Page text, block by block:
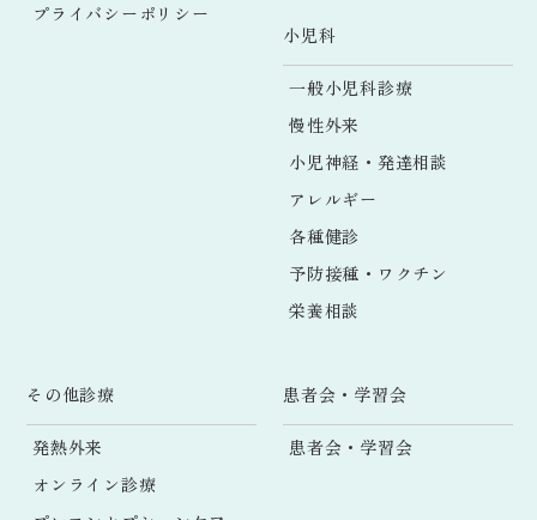
プライバシーポリシー
小児科
一般小児科診療
慢性外来
小児神経・発達相談
アレルギー
各種健診
予防接種・ワクチン
栄養相談
その他診療
発熱外来
オンライン診療
患者会・学習会
患者会・学習会